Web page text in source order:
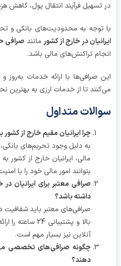
فرآیند انتقال پول، کاهش هزینه‌ها
به محدودیت‌های بانکی و
در خارج از کشورمانند صرافی حافظ
تراکنش‌های مالی باشد.
صرافی‌ها با ارائه خدمات به‌روز و
تا از خدمات ارزی به بهترین نحو
متداول
چرا ایرانیان مقیم خارج از کشور به
به دلیل وجود تحریم‌های بانکی،
مالی، ایرانیان خارج از کشور به
بتوانند امور مالی خود را با امنیت و
صرافی معتبر برای ایرانیان در
داشته باشد؟
صرافی‌های معتبر باید شفافیت در
بالا و پشتیبانی 24
آنلاین نیز بسیار مهم است.
چگونه صرافی‌های تخصصی
دهند؟